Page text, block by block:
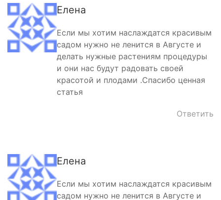
Елена
Если мы хотим наслаждатся красивым
садом нужно не ленится в Августе и
делать нужные растениям процедуры
и они нас будут радовать своей
красотой и плодами .Спасибо ценная
статья
Ответить
Елена
Если мы хотим наслаждатся красивым
садом нужно не ленится в Августе и